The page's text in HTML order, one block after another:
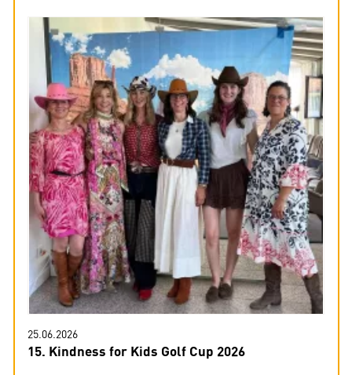
25.06.2026
15. Kindness for Kids Golf Cup 2026